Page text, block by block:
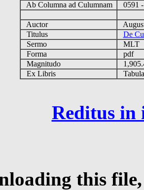
Ab Columna ad Culumnam
0591
Auctor
Titulus
De
Sermo
MLT
Forma
pdf
Magnitudo
Ex Libris
Reditus in
this